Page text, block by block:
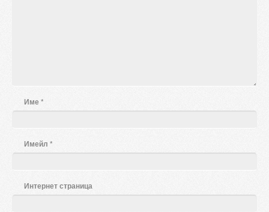
Име*
Имейл *
Интернет страница